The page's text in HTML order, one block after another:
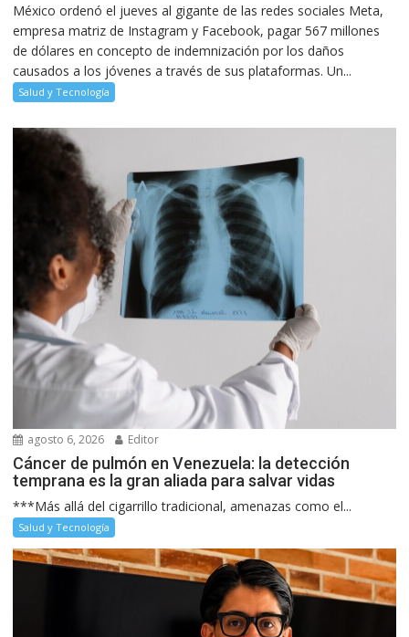
México ordenó el jueves al gigante de las redes sociales Meta,
empresa matriz de Instagram y Facebook, pagar 567 millones
de dólares en concepto de indemnización por los daños
causados a los jóvenes a través de sus plataformas. Un...
Salud y Tecnología
agosto 6, 2026 Editor
Cáncer de pulmón en Venezuela: la detección
temprana es la gran aliada para salvar vidas
***Más allá del cigarrillo tradicional, amenazas como el...
Salud y Tecnología